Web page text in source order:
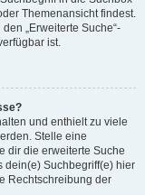
Themenansicht findest.
„Erweiterte Suche“-
ist.
und enthielt zu viele
Stelle eine
dir die erweiterte Suche
dein(e) Suchbegriff(e) hier
Rechtschreibung der